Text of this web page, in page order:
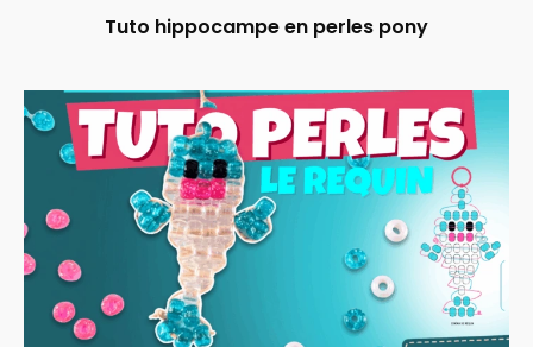
Tuto hippocampe en perles pony